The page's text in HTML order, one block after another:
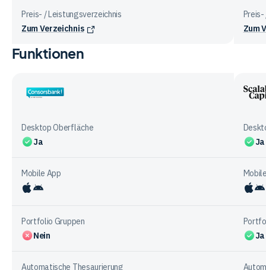
Preis- / Leistungsverzeichnis
Zum Verzeichnis
Preis-
Zum
Vergleichstabelle
Kosten
den
Anbietern
Funktionen
Desktop Oberfläche
Ja
Ja
Mobile App
iOSAndroid
Portfolio Gruppen
Nein
Ja
Automatische Thesaurierung